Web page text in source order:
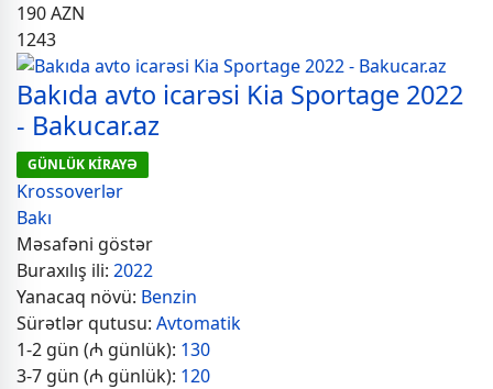
190AZN
1243
Bakıda avto icarəsi Kia Sportage 2022
- Bakucar.az
GÜNLÜK KİRAYƏ
Krossoverlər
Bakı
Məsafəni göstər
Buraxılış ili: 2022
Yanacaq növü: Benzin
Sürətlər qutusu: Avtomatik
1-2 gün (₼ günlük): 130
3-7 gün (₼ günlük): 120